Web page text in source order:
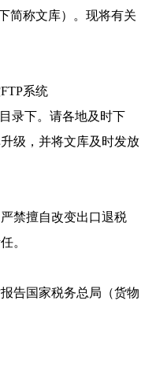
简称文库）。现将有关
系统
目录下。请各地及时下
级，并将文库及时发放
禁擅自改变出口退税
。
告国家税务总局（货物